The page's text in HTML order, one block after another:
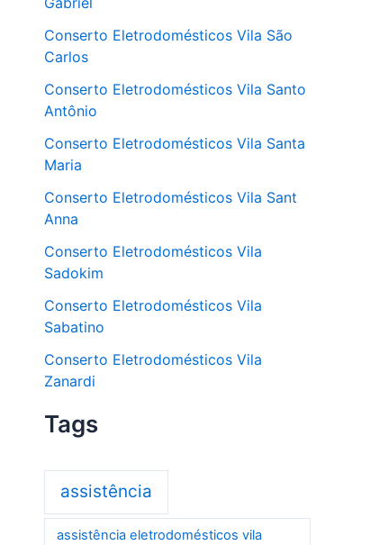
Conserto Eletrodomésticos Vila São
Carlos
Conserto Eletrodomésticos Vila Santo
Antônio
Conserto Eletrodomésticos Vila Santa
Maria
Conserto Eletrodomésticos Vila Sant
Anna
Conserto Eletrodomésticos Vila
Sadokim
Conserto Eletrodomésticos Vila
Sabatino
Conserto Eletrodomésticos Vila
Zanardi
Tags
assistência
assistência eletrodomésticos vila